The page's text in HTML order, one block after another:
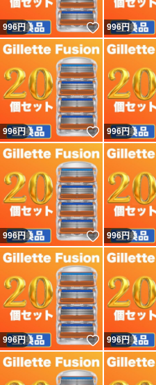
996円 いいね！
996円
996円 いいね！
996円
996円 いいね！
996円
996円 いいね！
996円